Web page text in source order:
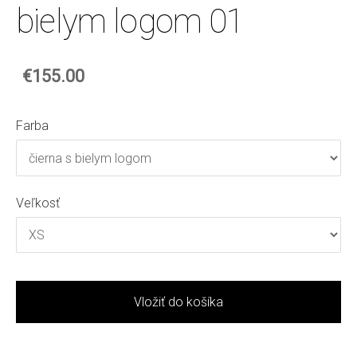
bielym logom 01
€155.00
Farba
Veľkosť
Vložiť do košíka